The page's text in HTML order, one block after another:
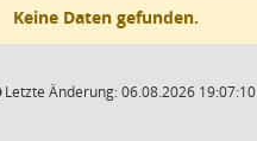
Keine Daten gefunden.
Letzte Änderung: 06.08.2026 19:07:10